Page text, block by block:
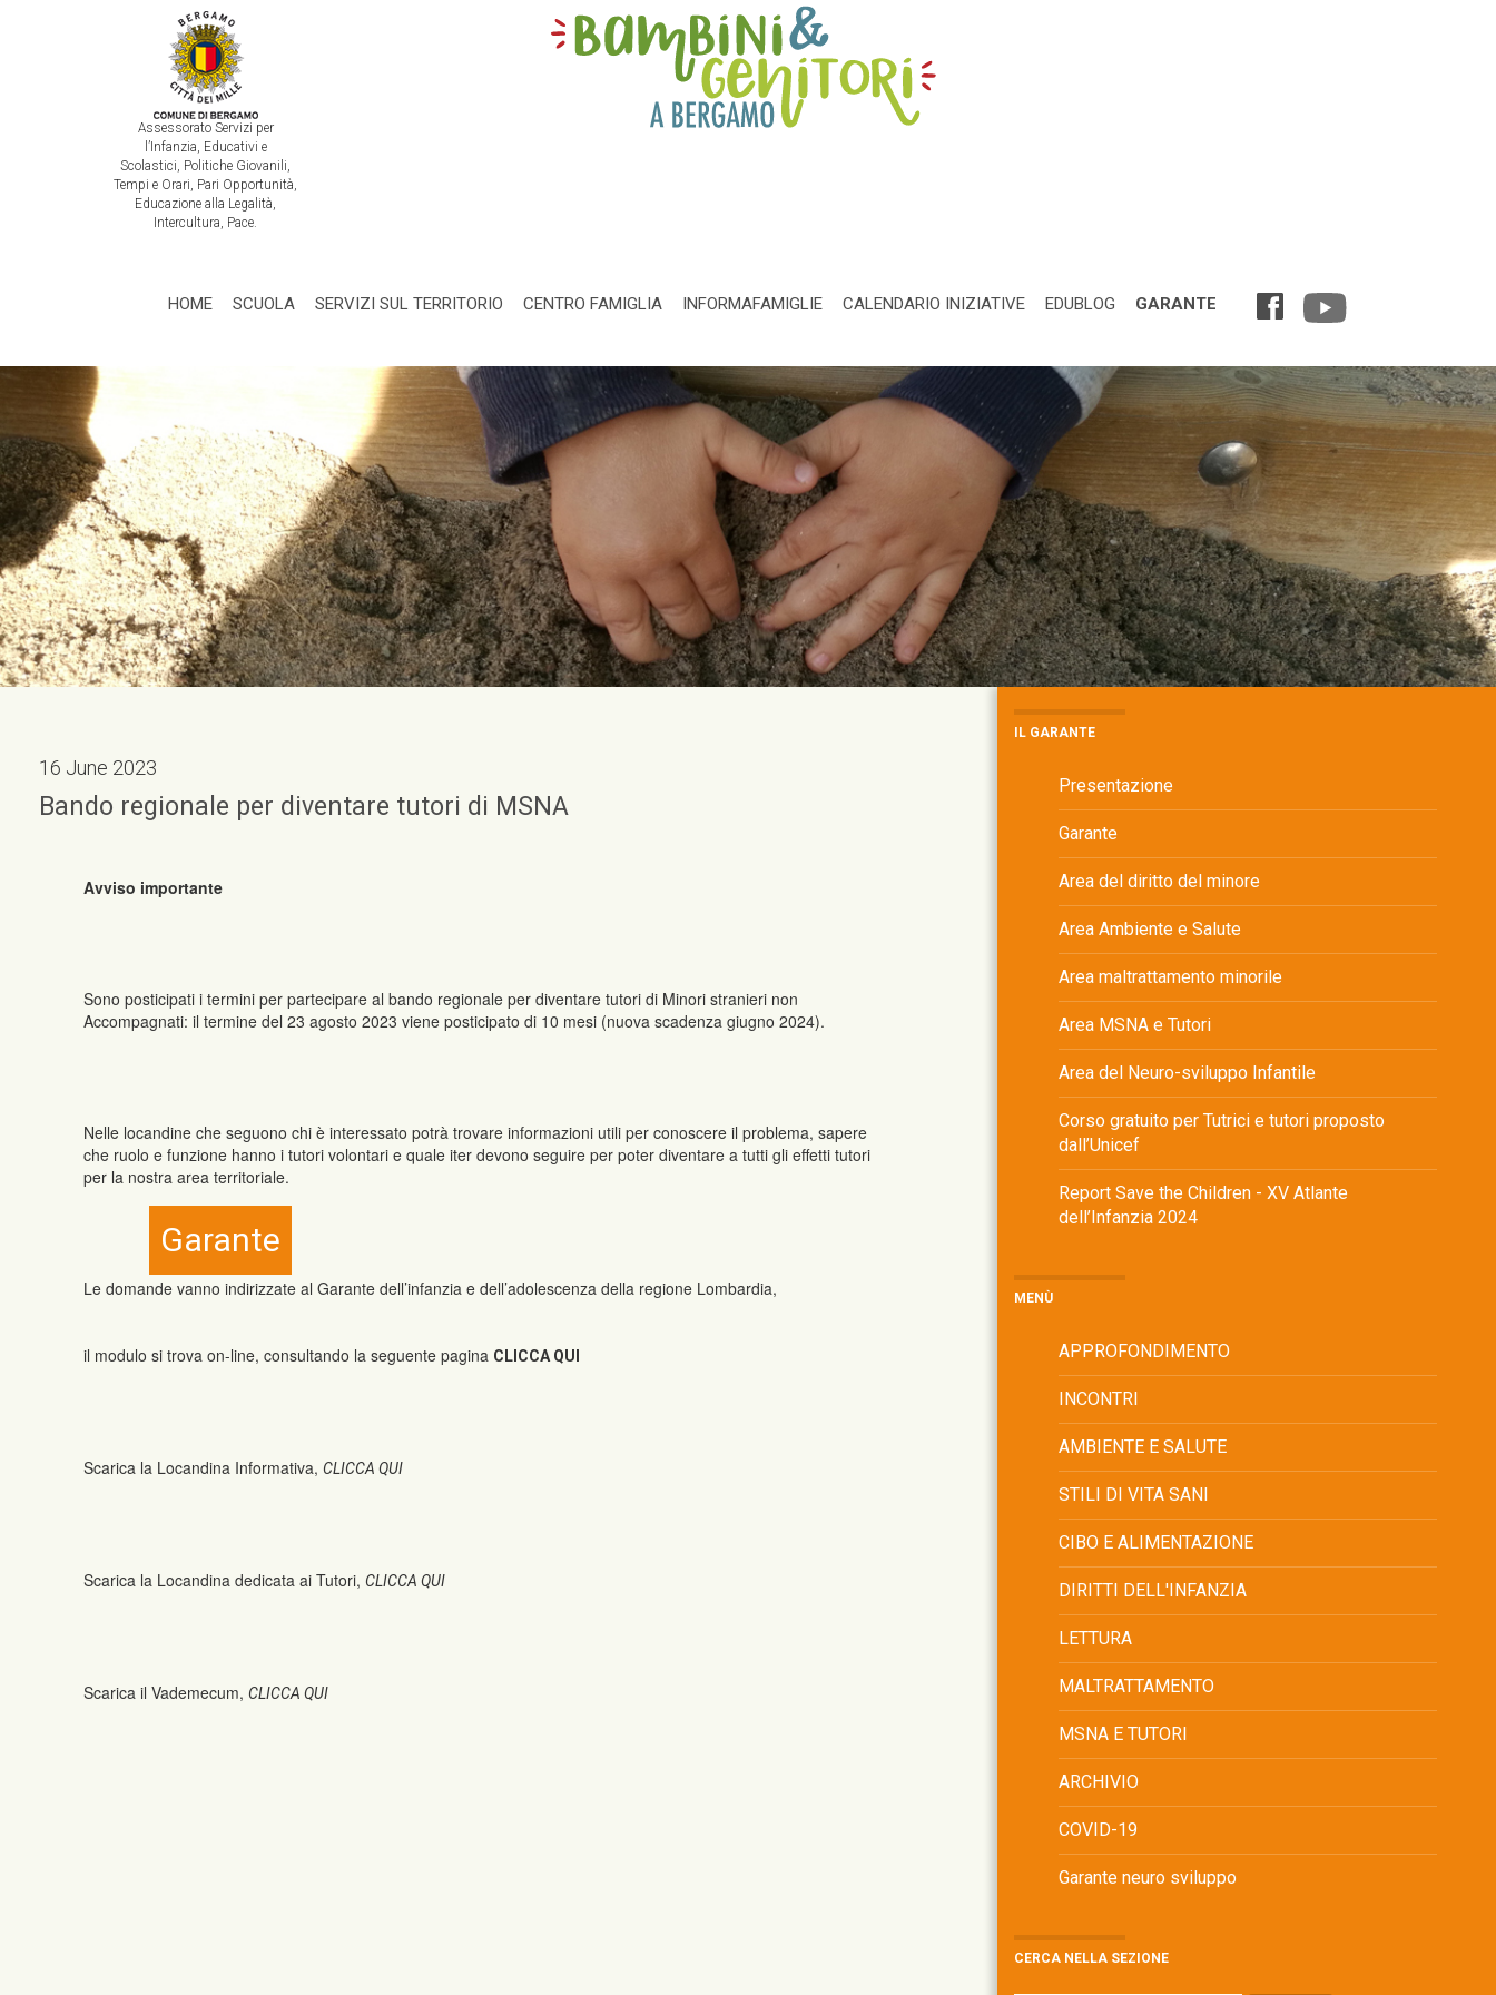
Assessorato Servizi per
l’Infanzia, Educativi e
Scolastici, Politiche Giovanili,
Tempi e Orari, Pari Opportunità,
Educazione alla Legalità,
Intercultura, Pace.
HOME SCUOLA SERVIZI SUL TERRITORIO CENTRO FAMIGLIA INFORMAFAMIGLIE CALENDARIO INIZIATIVE EDUBLOG GARANTE
Garante
16 June 2023
Bando regionale per diventare tutori di MSNA
Avviso importante
Sono posticipati i termini per partecipare al bando regionale per diventare tutori di Minori stranieri non
Accompagnati: il termine del 23 agosto 2023 viene posticipato di 10 mesi (nuova scadenza giugno 2024).
Nelle locandine che seguono chi è interessato potrà trovare informazioni utili per conoscere il problema, sapere
che ruolo e funzione hanno i tutori volontari e quale iter devono seguire per poter diventare a tutti gli effetti tutori
per la nostra area territoriale.
Le domande vanno indirizzate al Garante dell’infanzia e dell’adolescenza della regione Lombardia,
il modulo si trova on-line, consultando la seguente pagina CLICCA QUI
Scarica la Locandina Informativa, CLICCA QUI
Scarica la Locandina dedicata ai Tutori, CLICCA QUI
Scarica il Vademecum, CLICCA QUI
IL GARANTE
Presentazione
Garante
Area del diritto del minore
Area Ambiente e Salute
Area maltrattamento minorile
Area MSNA e Tutori
Area del Neuro-sviluppo Infantile
Corso gratuito per Tutrici e tutori proposto
dall’Unicef
Report Save the Children - XV Atlante
dell’Infanzia 2024
MENÙ
APPROFONDIMENTO
INCONTRI
AMBIENTE E SALUTE
STILI DI VITA SANI
CIBO E ALIMENTAZIONE
DIRITTI DELL'INFANZIA
LETTURA
MALTRATTAMENTO
MSNA E TUTORI
ARCHIVIO
COVID-19
Garante neuro sviluppo
CERCA NELLA SEZIONE